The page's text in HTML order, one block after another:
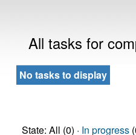
All tasks for
No tasks to display
State: All (0) · In progress